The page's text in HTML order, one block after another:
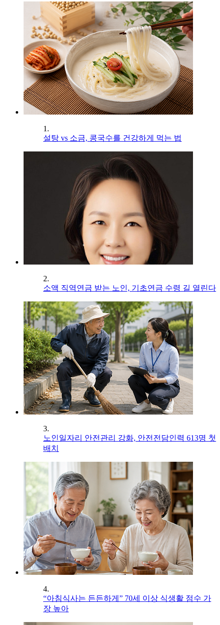
1.
설탕 vs 소금, 콩국수를 건강하게 먹는 법
2.
소액 직역연금 받는 노인, 기초연금 수령 길 열린다
3.
노인일자리 안전관리 강화, 안전전담인력 613명 첫
배치
4.
“아침식사는 든든하게” 70세 이상 식생활 점수 가
장 높아